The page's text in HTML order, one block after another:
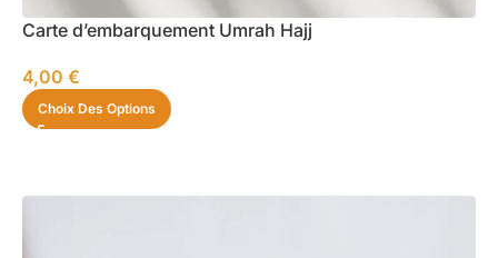
Carte d’embarquement Umrah Hajj
4,00 €
Choix Des Options